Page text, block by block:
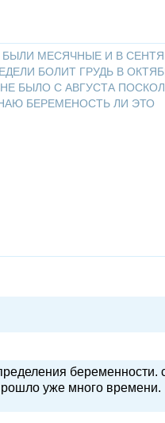
МЕСЯЧНЫЕ И В
БОЛИТ ГРУДЬ В
БЫЛО С АВГУСТА
БЕРЕМЕНОСТЬ ЛИ ЭТО
беременности.
уже много времени.